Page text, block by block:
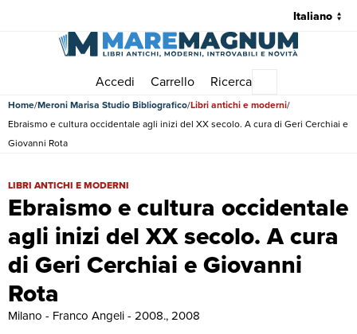
Accedi Carrello Ricerca
Home Meroni Marisa Studio Bibliografico Libri antichi e moderni
Ebraismo e cultura occidentale agli inizi del XX secolo. A cura di Geri Cerchiai e
Giovanni Rota
Ebraismo e cultura occidentale
agli inizi del XX secolo. A cura
di Geri Cerchiai e Giovanni
Rota
Ebraismo e cultura occidentale agli inizi del XX secolo. A cura di
LIBRI ANTICHI E MODERNI
Milano - Franco Angeli - 2008., 2008